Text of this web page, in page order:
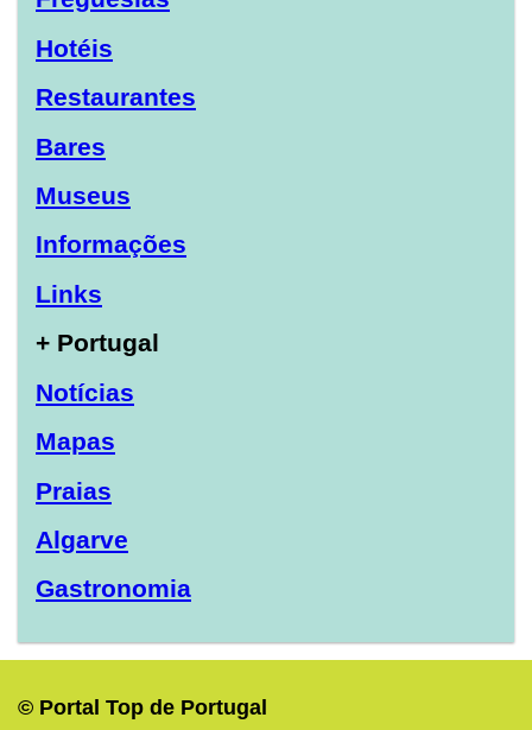
Hotéis
Restaurantes
Bares
Museus
Informações
Links
+ Portugal
Notícias
Mapas
Praias
Algarve
Gastronomia
© Portal Top de Portugal